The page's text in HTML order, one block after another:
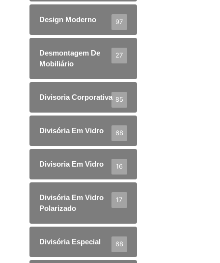
Design Moderno 97
Desmontagem De
Mobiliário
27
Divisoria Corporativa 85
Divisória Em Vidro 68
Divisoria Em Vidro 16
Divisória Em Vidro
Polarizado
17
Divisória Especial 68